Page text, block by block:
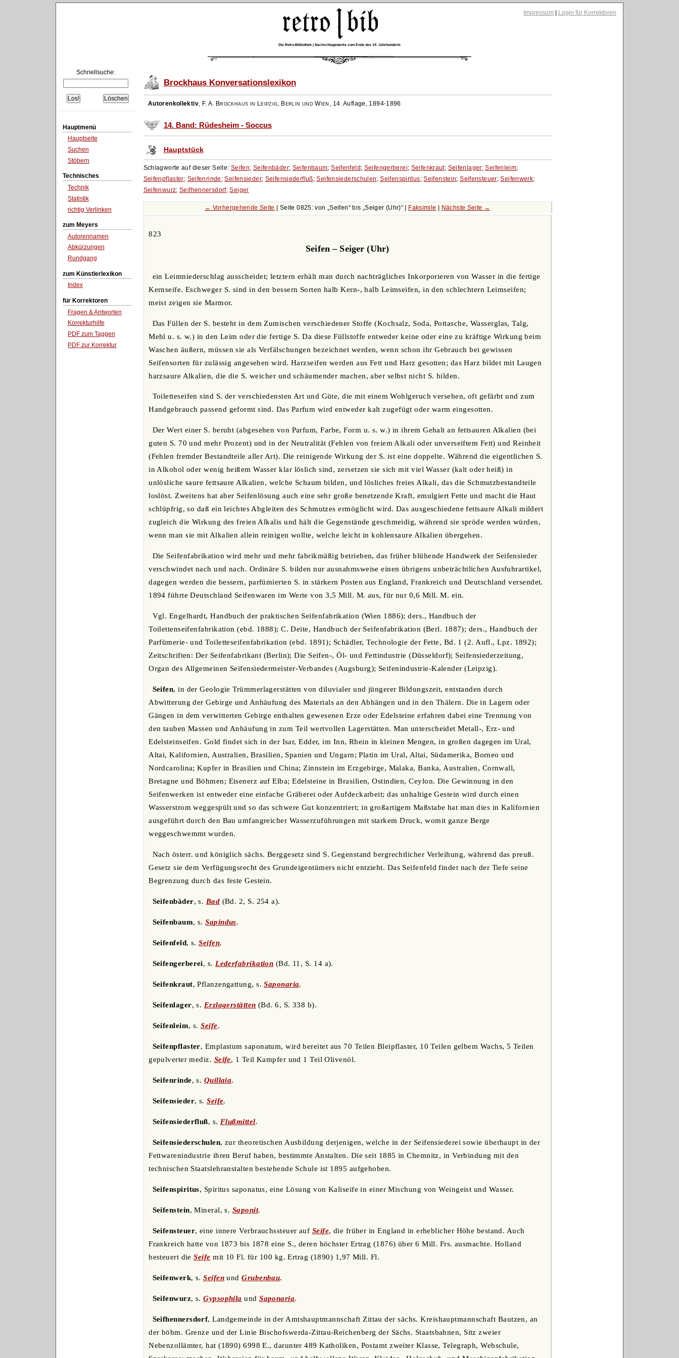
Impressum Login für Korrektoren
Die Retro-Bibliothek | Nachschlagewerke zum Ende des 19. Jahrhunderts
Schnellsuche:
Hauptmenü
Hauptseite
Suchen
Stöbern
Technisches
Technik
Statistik
richtig Verlinken
zum Meyers
Autorennamen
Abkürzungen
Rundgang
zum Künstlerlexikon
Index
für Korrektoren
Fragen & Antworten
Korrekturhilfe
PDF zum Taggen
PDF zur Korrektur
Brockhaus Konversationslexikon
Autorenkollektiv, F. A. Brockhaus in Leipzig, Berlin und Wien , 14. Auflage, 1894-1896
14. Band: Rüdesheim - Soccus
Hauptstück
Schlagworte auf dieser Seite: Seifen; Seifenbäder; Seifenbaum;Seifenfeld; Seifengerberei; Seifenkraut; Seifenlager;Seifenleim;
Seifenpflaster; Seifenrinde ;Seifensieder; Seifensiederfluß;Seifensiederschulen ;Seifenspiritus;Seifenstein;Seifensteuer;Seifenwerk;
Seifenwurz;Seifhennersdorf;Seiger
← Vorhergehende Seite | Seite 0825: von Seifen bis Seiger (Uhr) Faksimile Nächste Seite →
823
Seifen – Seiger (Uhr)
ein Leimniederschlag ausscheidet; letztern erhält man durch nachträgliches Inkorporieren von Wasser in die fertige
Kernseife. Eschweger S. sind in den bessern Sorten halb Kern-, halb Leimseifen, in den schlechtern Leimseifen;
meist zeigen sie Marmor.
Das Füllen der S. besteht in dem Zumischen verschiedener Stoffe (Kochsalz, Soda, Pottasche, Wasserglas, Talg,
Mehl u. s. w.) in den Leim oder die fertige S. Da diese Füllstoffe entweder keine oder eine zu kräftige Wirkung beim
Waschen äußern, müssen sie als Verfälschungen bezeichnet werden, wenn schon ihr Gebrauch bei gewissen
Seifensorten für zulässig angesehen wird. Harzseifen werden aus Fett und Harz gesotten; das Harz bildet mit Laugen
harzsaure Alkalien, die die S. weicher und schäumender machen, aber selbst nicht S. bilden.
Toiletteseifen sind S. der verschiedensten Art und Güte, die mit einem Wohlgeruch versehen, oft gefärbt und zum
Handgebrauch passend geformt sind. Das Parfum wird entweder kalt zugefügt oder warm eingesotten.
Der Wert einer S. beruht (abgesehen von Parfum, Farbe, Form u. s. w.) in ihrem Gehalt an fettsauren Alkalien (bei
guten S. 70 und mehr Prozent) und in der Neutralität (Fehlen von freiem Alkali oder unverseiftem Fett) und Reinheit
(Fehlen fremder Bestandteile aller Art). Die reinigende Wirkung der S. ist eine doppelte. Während die eigentlichen S.
in Alkohol oder wenig heißem Wasser klar löslich sind, zersetzen sie sich mit viel Wasser (kalt oder heiß) in
unlösliche saure fettsaure Alkalien, welche Schaum bilden, und lösliches freies Alkali, das die Schmutzbestandteile
loslöst. Zweitens hat aber Seifenlösung auch eine sehr große benetzende Kraft, emulgiert Fette und macht die Haut
schlüpfrig, so daß ein leichtes Abgleiten des Schmutzes ermöglicht wird. Das ausgeschiedene fettsaure Alkali mildert
zugleich die Wirkung des freien Alkalis und hält die Gegenstände geschmeidig, während sie spröde werden würden,
wenn man sie mit Alkalien allein reinigen wollte, welche leicht in kohlensaure Alkalien übergehen.
Die Seifenfabrikation wird mehr und mehr fabrikmäßig betrieben, das früher blühende Handwerk der Seifensieder
verschwindet nach und nach. Ordinäre S. bilden nur ausnahmsweise einen übrigens unbeträchtlichen Ausfuhrartikel,
dagegen werden die bessern, parfümierten S. in stärkern Posten aus England, Frankreich und Deutschland versendet.
1894 führte Deutschland Seifenwaren im Werte von 3,5 Mill. M. aus, für nur 0,6 Mill. M. ein.
Vgl. Engelhardt, Handbuch der praktischen Seifenfabrikation (Wien 1886); ders., Handbuch der
Toilettenseifenfabrikation (ebd. 1888); C. Deite, Handbuch der Seifenfabrikation (Berl. 1887); ders., Handbuch der
Parfümerie- und Toiletteseifenfabrikation (ebd. 1891); Schädler, Technologie der Fette, Bd. 1 (2. Aufl., Lpz. 1892);
Zeitschriften: Der Seifenfabrikant (Berlin); Die Seifen-, Öl- und Fettindustrie (Düsseldorf); Seifensiederzeitung,
Organ des Allgemeinen Seifensiedermeister-Verbandes (Augsburg); Seifenindustrie-Kalender (Leipzig).
Seifen, in der Geologie Trümmerlagerstätten von diluvialer und jüngerer Bildungszeit, entstanden durch
Abwitterung der Gebirge und Anhäufung des Materials an den Abhängen und in den Thälern. Die in Lagern oder
Gängen in dem verwitterten Gebirge enthalten gewesenen Erze oder Edelsteine erfahren dabei eine Trennung von
den tauben Massen und Anhäufung in zum Teil wertvollen Lagerstätten. Man unterscheidet Metall-, Erz- und
Edelsteinseifen. Gold findet sich in der Isar, Edder, im Inn, Rhein in kleinen Mengen, in großen dagegen im Ural,
Altai, Kalifornien, Australien, Brasilien, Spanien und Ungarn; Platin im Ural, Altai, Südamerika, Borneo und
Nordcarolina; Kupfer in Brasilien und China; Zinnstein im Erzgebirge, Malaka, Banka, Australien, Cornwall,
Bretagne und Böhmen; Eisenerz auf Elba; Edelsteine in Brasilien, Ostindien, Ceylon. Die Gewinnung in den
Seifenwerken ist entweder eine einfache Gräberei oder Aufdeckarbeit; das unhaltige Gestein wird durch einen
Wasserstrom weggespült und so das schwere Gut konzentriert; in großartigem Maßstabe hat man dies in Kalifornien
ausgeführt durch den Bau umfangreicher Wasserzuführungen mit starkem Druck, womit ganze Berge
weggeschwemmt wurden.
Nach österr. und königlich sächs. Berggesetz sind S. Gegenstand bergrechtlicher Verleihung, während das preuß.
Gesetz sie dem Verfügungsrecht des Grundeigentümers nicht entzieht. Das Seifenfeld findet nach der Tiefe seine
Begrenzung durch das feste Gestein.
Seifenbäder, s. Bad (Bd. 2, S. 254 a).
Seifenbaum, s.Sapindus.
Seifenfeld, s.Seifen.
Seifengerberei, s.Lederfabrikation (Bd. 11, S. 14 a).
Seifenkraut, Pflanzengattung, s.Saponaria.
Seifenlager, s. Erzlagerstätten (Bd. 6, S. 338 b).
Seifenleim, s.Seife.
Seifenpflaster, Emplastum saponatum, wird bereitet aus 70 Teilen Bleipflaster, 10 Teilen gelbem Wachs, 5 Teilen
gepulverter mediz. Seife, 1 Teil Kampfer und 1 Teil Olivenöl.
Seifenrinde, s. Quillaia.
Seifensieder, s.Seife.
Seifensiederfluß, s.Flußmittel.
Seifensiederschulen, zur theoretischen Ausbildung derjenigen, welche in der Seifensiederei sowie überhaupt in der
Fettwarenindustrie ihren Beruf haben, bestimmte Anstalten. Die seit 1885 in Chemnitz, in Verbindung mit den
technischen Staatslehranstalten bestehende Schule ist 1895 aufgehoben.
Seifenspiritus, Spiritus saponatus, eine Lösung von Kaliseife in einer Mischung von Weingeist und Wasser.
Seifenstein, Mineral, s. Saponit.
Seifensteuer, eine innere Verbrauchssteuer auf Seife, die früher in England in erheblicher Höhe bestand. Auch
Frankreich hatte von 1873 bis 1878 eine S., deren höchster Ertrag (1876) über 6 Mill. Frs. ausmachte. Holland
besteuert dieSeife mit 10 Fl. für 100 kg. Ertrag (1890) 1,97 Mill. Fl.
Seifenwerk, s.Seifen undGrubenbau.
Seifenwurz, s.Gypsophila undSaponaria.
Seifhennersdorf, Landgemeinde in der Amtshauptmannschaft Zittau der sächs. Kreishauptmannschaft Bautzen, an
der böhm. Grenze und der Linie Bischofswerda-Zittau-Reichenberg der Sächs. Staatsbahnen, Sitz zweier
Nebenzollämter, hat (1890) 6998 E., darunter 489 Katholiken, Postamt zweiter Klasse, Telegraph, Webschule,